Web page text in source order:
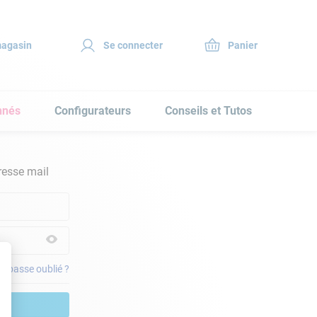
Se connecter
Configurateurs Conseils et Tutos
mail
passe oublié ?